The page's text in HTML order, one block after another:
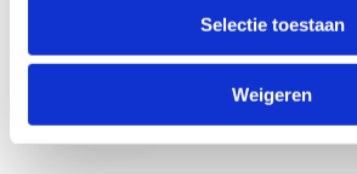
Selectie toestaan
Weigeren
Verzend